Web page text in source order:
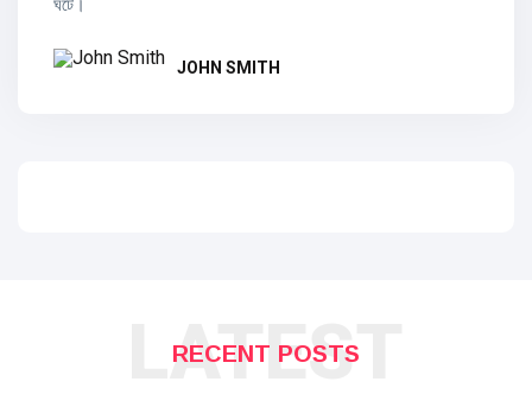
ঘটে।
JOHN SMITH
RECENT POSTS
LATEST